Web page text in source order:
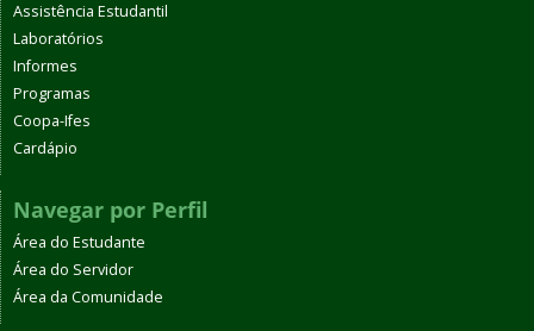
Assistência Estudantil
Laboratórios
Informes
Programas
Coopa-Ifes
Cardápio
Navegar por Perfil
Área do Estudante
Área do Servidor
Área da Comunidade